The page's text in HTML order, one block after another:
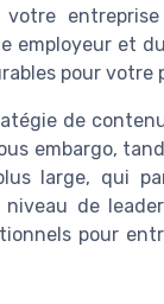
employeur et
pour votre
de
embargo,
large, qui
de
pour